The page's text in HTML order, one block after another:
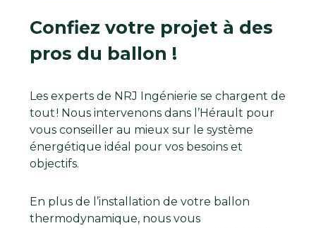
Confiez votre projet à des
pros du ballon !
Les experts de NRJ Ingénierie se chargent de
tout ! Nous intervenons dans l’Hérault pour
vous conseiller au mieux sur le système
énergétique idéal pour vos besoins et
objectifs.
En plus de l’installation de votre ballon
thermodynamique, nous vous